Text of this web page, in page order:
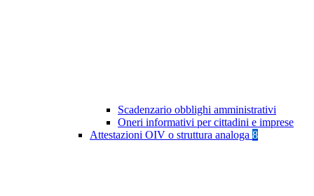
Scadenzario obblighi amministrativi
Oneri informativi per cittadini e imprese
Attestazioni OIV o struttura analoga 8